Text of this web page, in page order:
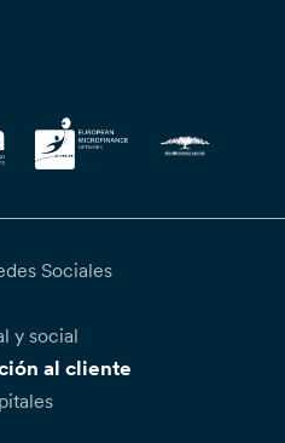
Sociales
y social
al cliente